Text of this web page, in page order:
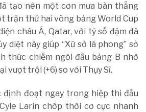
tạo nên một cơn mưa bàn thắng
trận thứ hai vòng bảng World Cup
châu Á, Qatar, với tỷ số đậm đà
diệt này giúp “Xứ sở lá phong” sở
thức chiếm ngôi đầu bảng B nhờ
vượt trội (+6) so với Thụy Sĩ.
định đoạt ngay trong hiệp thi đấu
Larin chớp thời cơ cực nhanh